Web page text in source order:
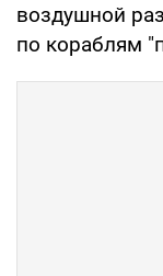
воздушной
по кораблям